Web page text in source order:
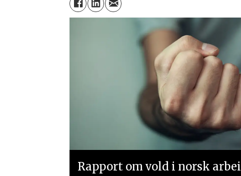
Rapport om vold i norsk